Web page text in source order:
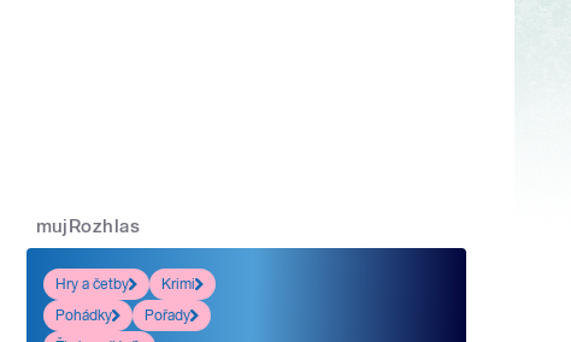
mujRozhlas
Hry a četby
Krimi
Pohádky
Pořady